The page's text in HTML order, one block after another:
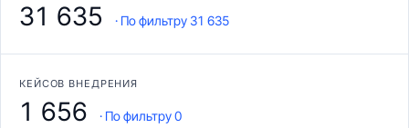
31 635 · По фильтру 31 635
КЕЙСОВ ВНЕДРЕНИЯ
1 656 · По фильтру 0